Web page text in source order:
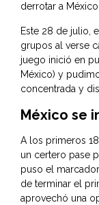
derrotar a México
Este 28 de julio,
grupos al verse
juego inició en
México) y
concentrada y
México se
A los primeros
un certero pase
puso el
de terminar el
aprovechó una